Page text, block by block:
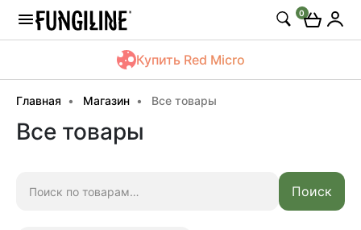
0
Купить Red Micro
Главная Магазин Все товары
Все товары
Поиск